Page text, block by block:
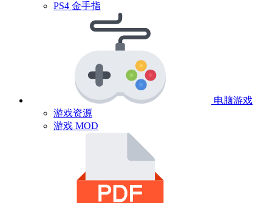
PS4 金手指
电脑游戏
游戏资源
游戏 MOD